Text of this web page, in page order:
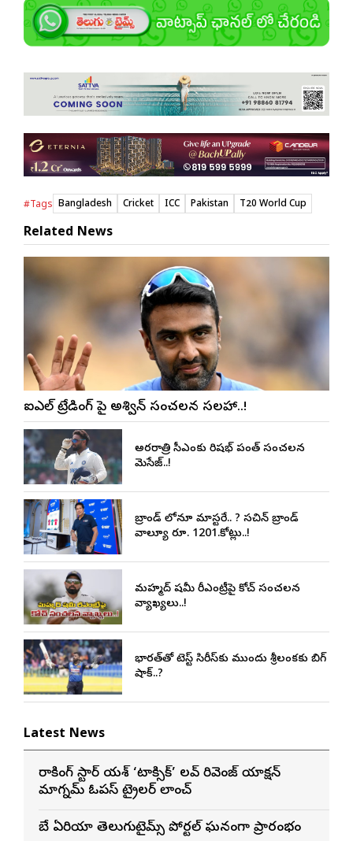
#Tags Bangladesh Cricket ICC Pakistan T20 World Cup
Related News
ఐపీఎల్ ట్రేడింగ్ పై అశ్విన్ సంచలన సలహా..!
అర్థరాత్రి సీఎంకు రిషభ్ పంత్ సంచలన
మెసేజ్..!
బ్రాండ్ లోనూ మాస్టరే.. ? సచిన్ బ్రాండ్
వాల్యూ రూ. 1201.కోట్లు..!
మహ్మద్ షమీ రీఎంట్రీపై కోచ్ సంచలన
వ్యాఖ్యలు..!
భారత్‌తో టెస్ట్ సిరీస్‌కు ముందు శ్రీలంకకు బిగ్
షాక్..?
Latest News
రాకింగ్ స్టార్ యశ్ ‘టాక్సిక్’ లవ్ రివెంజ్ యాక్షన్
మాగ్నమ్ ఓపస్‌ ట్రైలర్ లాంచ్
బే ఏరియా తెలుగుటైమ్స్ పోర్టల్ ఘనంగా ప్రారంభం